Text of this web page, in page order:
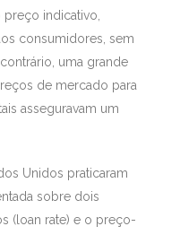
indicativo,
consumidores, sem
uma grande
de mercado para
asseguravam um
Unidos praticaram
sobre dois
(loan rate) e o preço-